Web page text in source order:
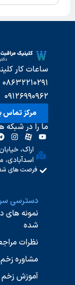
ساعات کار کلینیک :
۰۸۶۳۲۲۱۰۲۹۱
۰۹۱۲۶۹۹۰۹۶۲
مرکز تماس
ما را در شبکه
اراک،
اسدآبادی،
فرصت های
دسترسی
نمونه های
شده
نظرات
مشاوره زخم
آموزش زخم